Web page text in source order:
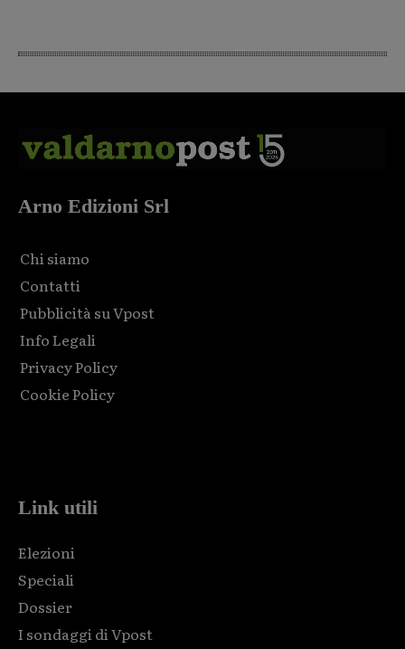
Arno Edizioni Srl
Chi siamo
Contatti
Pubblicità su Vpost
Info Legali
Privacy Policy
Cookie Policy
Link utili
Elezioni
Speciali
Dossier
I sondaggi di Vpost